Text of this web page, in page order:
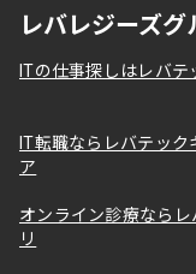
レバレジーズ
ITの仕事探しはレバテ
IT転職ならレバテック
ア
オンライン診療ならレ
リ